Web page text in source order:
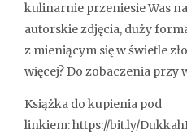
kulinarnie przeniesie Was
autorskie zdjęcia, duży
z mieniącym się w świetle
więcej? Do zobaczenia przy
Książka do kupienia pod
linkiem: https://bit.ly/